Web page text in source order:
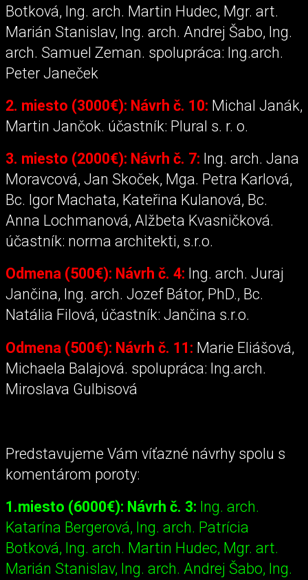
Botková, Ing. arch. Martin Hudec, Mgr. art.
Marián Stanislav, Ing. arch. Andrej Šabo, Ing.
arch. Samuel Zeman. spolupráca: Ing.arch.
Peter Janeček
2. miesto (3000€): Návrh č. 10: Michal Janák,
Martin Jančok. účastník: Plural s. r. o.
3. miesto (2000€): Návrh č. 7: Ing. arch. Jana
Moravcová, Jan Skoček, Mga. Petra Karlová,
Bc. Igor Machata, Kateřina Kulanová, Bc.
Anna Lochmanová, Alžbeta Kvasničková.
účastník: norma architekti, s.r.o.
Odmena (500€): Návrh č. 4: Ing. arch. Juraj
Jančina, Ing. arch. Jozef Bátor, PhD., Bc.
Natália Filová, účastník: Jančina s.r.o.
Odmena (500€): Návrh č. 11: Marie Eliášová,
Michaela Balajová. spolupráca: Ing.arch.
Miroslava Gulbisová
Predstavujeme Vám víťazné návrhy spolu s
komentárom poroty:
1.miesto (6000€): Návrh č. 3: Ing. arch.
Katarína Bergerová, Ing. arch. Patrícia
Botková, Ing. arch. Martin Hudec, Mgr. art.
Marián Stanislav, Ing. arch. Andrej Šabo, Ing.